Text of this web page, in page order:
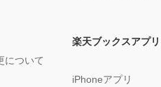
について
楽天ブックスアプリ
iPhoneアプリ